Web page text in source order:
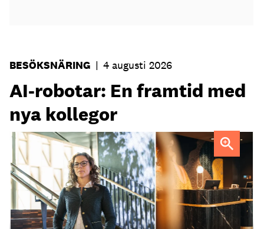
BESÖKSNÄRING | 4 augusti 2026
AI-robotar: En framtid med
nya kollegor
Professor Kristina Palm FOTO: Theresia ViskaFOTO:
Dylan Calluy / Unsplash